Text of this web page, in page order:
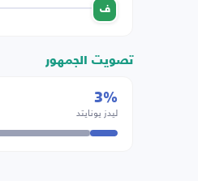
ف
تصويت الجمهور
3%
ليدز يونايتد